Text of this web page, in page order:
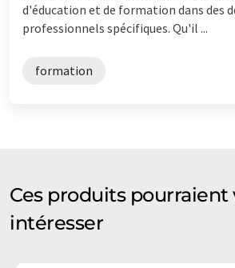
d'éducation et de formation dans des
professionnels spécifiques. Qu'il ...
formation
Ces produits pourraient
intéresser